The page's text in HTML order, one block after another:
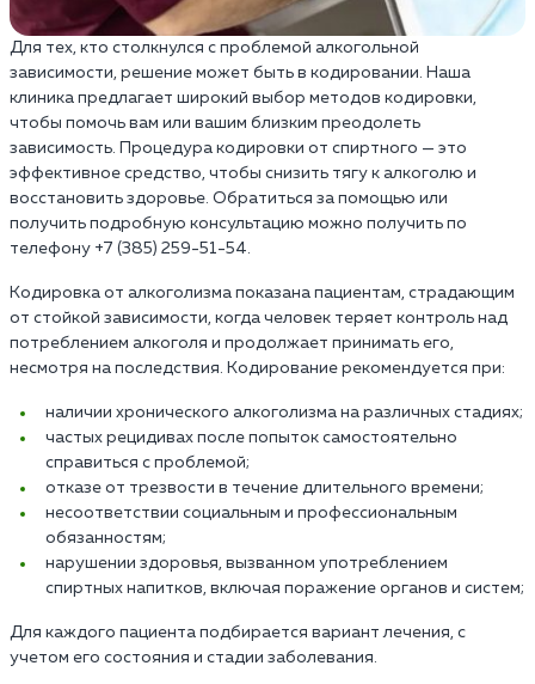
Для тех, кто столкнулся с проблемой алкогольной
зависимости, решение может быть в кодировании. Наша
клиника предлагает широкий выбор методов кодировки,
чтобы помочь вам или вашим близким преодолеть
зависимость. Процедура кодировки от спиртного — это
эффективное средство, чтобы снизить тягу к алкоголю и
восстановить здоровье. Обратиться за помощью или
получить подробную консультацию можно получить по
телефону +7 (385) 259-51-54.
Кодировка от алкоголизма показана пациентам, страдающим
от стойкой зависимости, когда человек теряет контроль над
потреблением алкоголя и продолжает принимать его,
несмотря на последствия. Кодирование рекомендуется при:
наличии хронического алкоголизма на различных стадиях;
частых рецидивах после попыток самостоятельно
справиться с проблемой;
отказе от трезвости в течение длительного времени;
несоответствии социальным и профессиональным
обязанностям;
нарушении здоровья, вызванном употреблением
спиртных напитков, включая поражение органов и систем;
Для каждого пациента подбирается вариант лечения, с
учетом его состояния и стадии заболевания.